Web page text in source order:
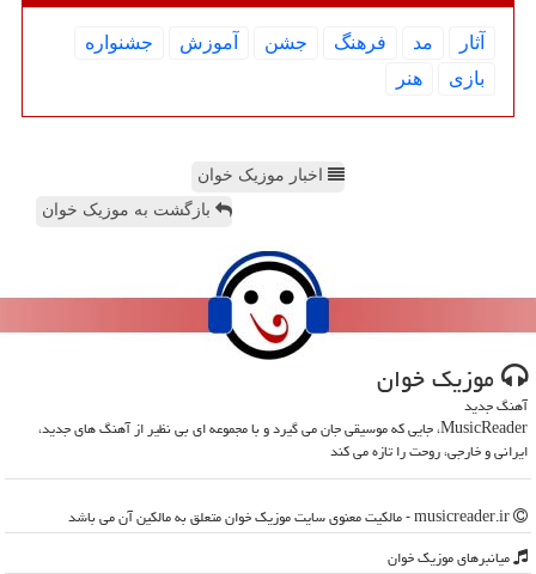
آثار مد فرهنگ جشن آموزش
جشنواره
بازی
هنر
اخبار موزیک خوان
بازگشت به موزیک خوان
موزیك خوان
آهنگ جدید
MusicReader، جایی که موسیقی جان می گیرد و با مجموعه ای بی نظیر از آهنگ های جدید،
ایرانی و خارجی، روحت را تازه می کند
میانبرهای موزیك خوان